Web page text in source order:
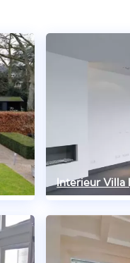
Interieur Villa